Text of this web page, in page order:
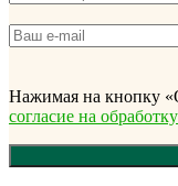
Нажимая на кнопку
согласие на